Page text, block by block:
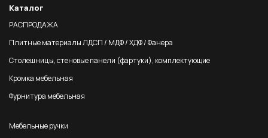
Каталог
РАСПРОДАЖА
Плитные материалы ЛДСП / МДФ / ХДФ / Фанера
Столешницы, стеновые панели (фартуки), комплектующие
Кромка мебельная
Фурнитура мебельная
Мебельные ручки